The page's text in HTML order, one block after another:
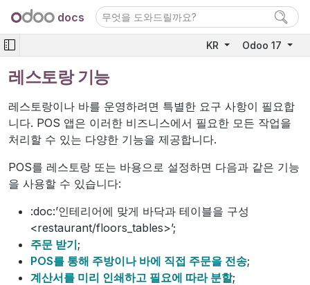
docs
KR Odoo 17
레스토랑 기능
레스토랑이나 바를 운영하려면 특별한 요구 사항이 필요합
니다. POS 앱은 이러한 비즈니스에서 필요한 모든 작업을
처리할 수 있는 다양한 기능을 제공합니다.
POS를 레스토랑 또는 바용으로 설정하면 다음과 같은 기능
을 사용할 수 있습니다:
:doc:’인테리어에 맞게 바닥과 테이블을 구성
<restaurant/floors_tables>’;
주문 받기;
POS를 통해 주방이나 바에 직접 주문을 전송;
계산서를 미리 인쇄하고 필요에 따라 분할;